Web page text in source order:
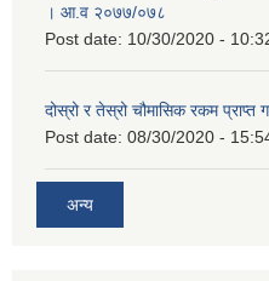
। आ.व २०७७/०७८
Post date: 10/30/2020 -
दोस्रो र तेस्रो चौमासिक रकम
Post date: 08/30/2020 -
अन्य